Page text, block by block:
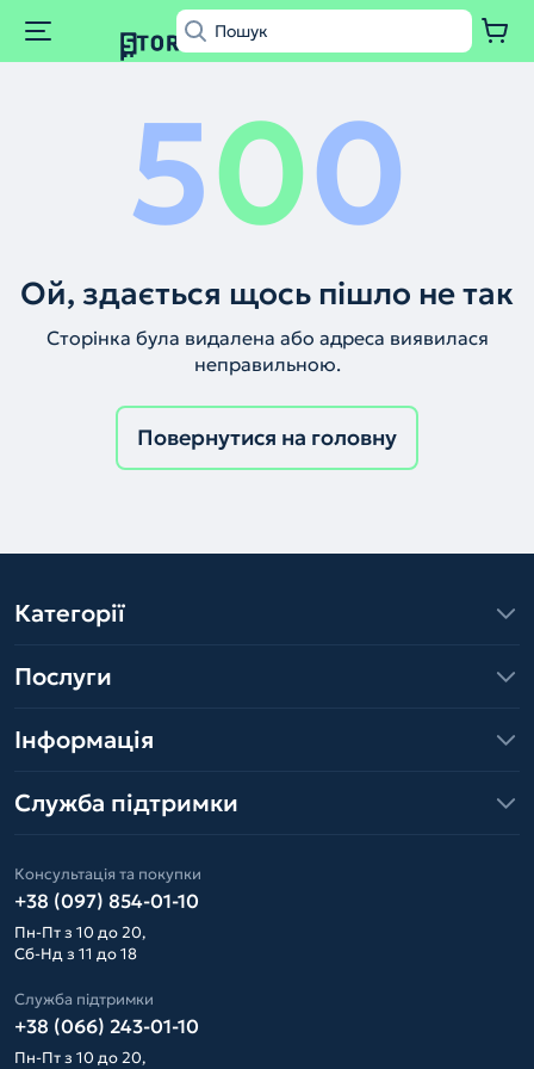
500
Ой, здається щось пішло не так
Сторінка була видалена або адреса виявилася
неправильною.
Повернутися на головну
Категорії
Послуги
Інформація
Служба підтримки
Консультація та покупки
+38 (097) 854-01-10
Пн-Пт з 10 до 20,
Сб-Нд з 11 до 18
Служба підтримки
+38 (066) 243-01-10
Пн-Пт з 10 до 20,